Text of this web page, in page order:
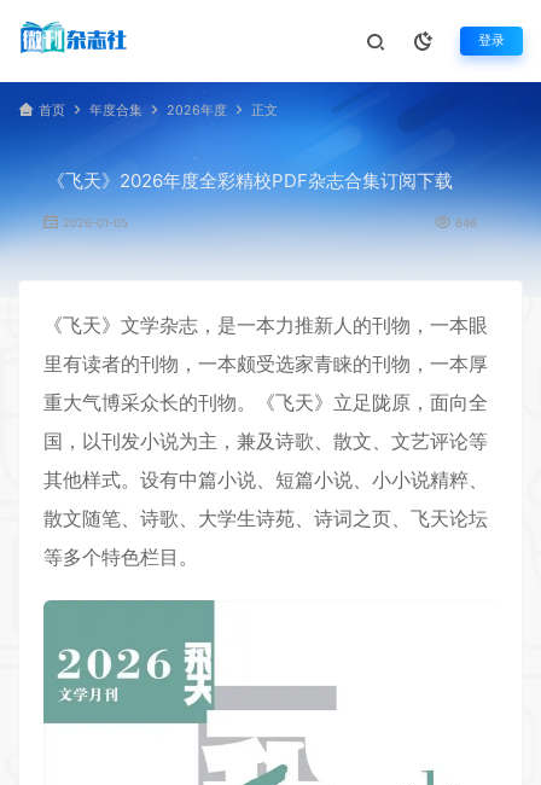
登录
首页 年度合集 2026年度 正文
《飞天》2026年度全彩精校PDF杂志合集订阅下载
2026-01-05 646
《飞天》文学杂志，是一本力推新人的刊物，一本眼
里有读者的刊物，一本颇受选家青睐的刊物，一本厚
重大气博采众长的刊物。《飞天》立足陇原，面向全
国，以刊发小说为主，兼及诗歌、散文、文艺评论等
其他样式。设有中篇小说、短篇小说、小小说精粹、
散文随笔、诗歌、大学生诗苑、诗词之页、飞天论坛
等多个特色栏目。